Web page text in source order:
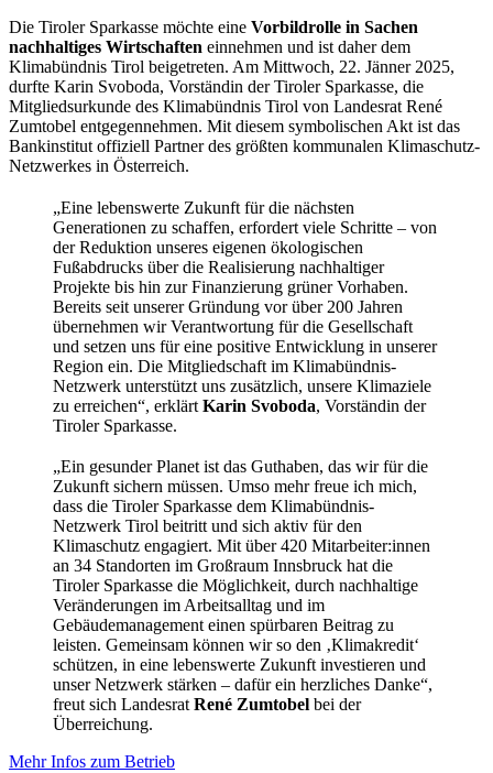
Die Tiroler Sparkasse möchte eine Vorbildrolle in Sachen
nachhaltiges Wirtschaften einnehmen und ist daher dem
Klimabündnis Tirol beigetreten. Am Mittwoch, 22. Jänner 2025,
durfte Karin Svoboda, Vorständin der Tiroler Sparkasse, die
Mitgliedsurkunde des Klimabündnis Tirol von Landesrat René
Zumtobel entgegennehmen. Mit diesem symbolischen Akt ist das
Bankinstitut offiziell Partner des größten kommunalen Klimaschutz-
Netzwerkes in Österreich.
„Eine lebenswerte Zukunft für die nächsten
Generationen zu schaffen, erfordert viele Schritte – von
der Reduktion unseres eigenen ökologischen
Fußabdrucks über die Realisierung nachhaltiger
Projekte bis hin zur Finanzierung grüner Vorhaben.
Bereits seit unserer Gründung vor über 200 Jahren
übernehmen wir Verantwortung für die Gesellschaft
und setzen uns für eine positive Entwicklung in unserer
Region ein. Die Mitgliedschaft im Klimabündnis-
Netzwerk unterstützt uns zusätzlich, unsere Klimaziele
zu erreichen“, erklärt Karin Svoboda, Vorständin der
Tiroler Sparkasse.
„Ein gesunder Planet ist das Guthaben, das wir für die
Zukunft sichern müssen. Umso mehr freue ich mich,
dass die Tiroler Sparkasse dem Klimabündnis-
Netzwerk Tirol beitritt und sich aktiv für den
Klimaschutz engagiert. Mit über 420 Mitarbeiter:innen
an 34 Standorten im Großraum Innsbruck hat die
Tiroler Sparkasse die Möglichkeit, durch nachhaltige
Veränderungen im Arbeitsalltag und im
Gebäudemanagement einen spürbaren Beitrag zu
leisten. Gemeinsam können wir so den ‚Klimakredit‘
schützen, in eine lebenswerte Zukunft investieren und
unser Netzwerk stärken – dafür ein herzliches Danke“,
freut sich LandesratRené Zumtobel bei der
Überreichung.
Mehr Infos zum Betrieb